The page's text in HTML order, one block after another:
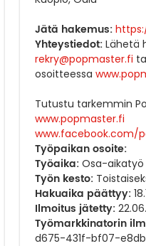
Jätä hakemus:
Yhteystiedot: Lähetä
rekry@popmaster.fi
osoitteessa
Tutustu tarkemmin
www.popmaster.fi
www.facebook.com/
Työpaikan osoite:
Työaika: Osa-aikatyö
Työn kesto:
Hakuaika päättyy:
Ilmoitus jätetty:
Työmarkkinatorin
d675-431f-bf07-